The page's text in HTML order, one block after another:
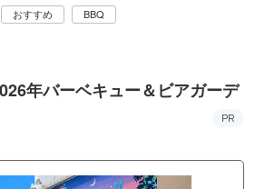
おすすめ BBQ
年バーベキュー＆ビアガーデ
PR